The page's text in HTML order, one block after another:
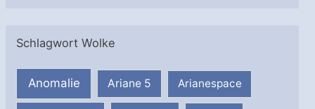
Schlagwort Wolke
Anomalie Ariane 5 Arianespace